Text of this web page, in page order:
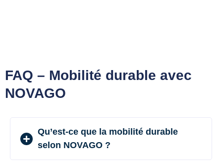
FAQ – Mobilité durable avec
NOVAGO
Qu’est-ce que la mobilité durable
selon NOVAGO ?